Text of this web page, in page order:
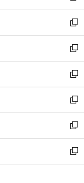
開
く
ウ
で
開
く
ン
ド
ウ
で
開
く
ウ
ィ
ン
ド
ウ
で
開
く
し
い
ウ
ィ
ン
ド
ウ
で
開
く
新
し
い
ウ
ィ
ン
ド
ウ
で
開
く
新
し
い
ウ
ィ
ン
ド
ウ
で
開
新
し
い
ウ
ィ
ン
ド
ウ
新
し
い
ウ
ィ
ン
新
し
い
ウ
新
し